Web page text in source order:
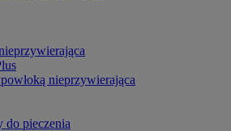
nieprzywierająca
do pieczenia